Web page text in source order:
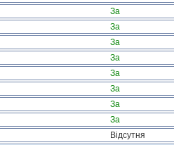
За
За
За
За
За
За
За
За
Відсутня